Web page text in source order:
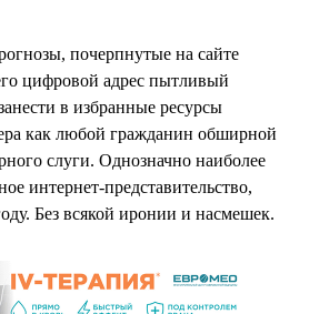
почерпнутые на сайте
цифровой адрес пытливый
в избранные ресурсы
как любой гражданин обширной
слуги. Однозначно наиболее
интернет-представительство,
Без всякой иронии и насмешек.